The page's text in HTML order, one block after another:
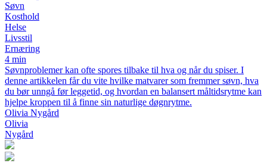
Søvn
Kosthold
Helse
Livsstil
Ernæring
4 min
Søvnproblemer kan ofte spores tilbake til hva og når du spiser. I
denne artikkelen får du vite hvilke matvarer som fremmer søvn, hva
du bør unngå før leggetid, og hvordan en balansert måltidsrytme kan
hjelpe kroppen til å finne sin naturlige døgnrytme.
Olivia Nygård
Olivia
Nygård